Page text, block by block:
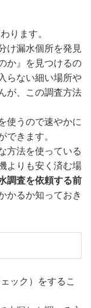
ります。
け漏水個所を発見
か』を見つけるの
らない細い場所や
が、この調査方法
使うので速やかに
できます。
方法を使っている
よりも安く済む場
調査を依頼する前
かるか知っておき
ック）をするこ